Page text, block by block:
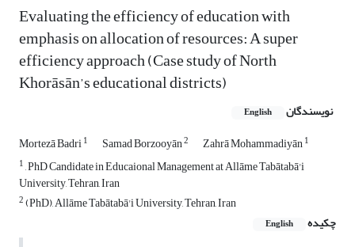
Evaluating the efficiency of education with
emphasis on allocation of resources: A super
efficiency approach (Case study of North
Khorāsān’s educational districts)
نویسندگان English
Mortezā Badri1 Samad Borzooyān2 Zahrā Mohammadiyān1
1, PhD Candidate in Educaional Management at Allāme Tabātabā'i
University, Tehran, Iran
2(PhD), Allāme Tabātabā'i University, Tehran, Iran
چکیده
English